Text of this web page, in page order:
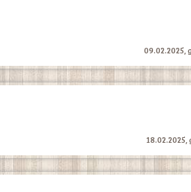
09.02.2025,
18.02.2025,